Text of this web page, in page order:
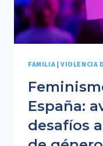
SE
PONEN
DE
FAMILIA | VIOLENCIA
España:
desafíos